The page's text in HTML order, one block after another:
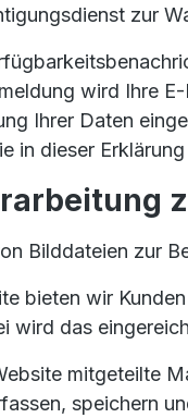
zur
wird Ihre
Ihrer Daten
in dieser
Bilddateien zur
bieten wir
wird das
mitgeteilte
speichern